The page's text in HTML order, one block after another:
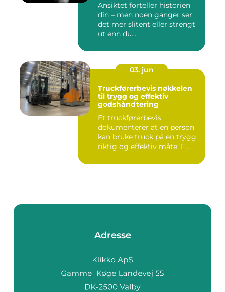
Ansiktet forteller historien
din – men noen ganger ser
det mer slitent eller strengt
ut enn du...
03. jun
Truckførerbevis nøkkelen
til trygg og effektiv
godshåndtering
Et truckførerbevis
dokumenterer at en person
kan bruke truck på en trygg,
riktig og effektiv måte. F...
Adresse